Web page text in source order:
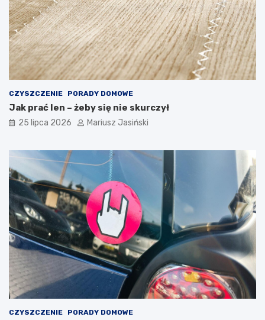
CZYSZCZENIE PORADY DOMOWE
Jak prać len – żeby się nie skurczył
25 lipca 2026 Mariusz Jasiński
CZYSZCZENIE PORADY DOMOWE